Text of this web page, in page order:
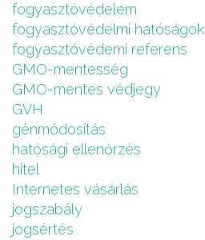
fogyasztóvédelem
fogyasztóvédelmi hatóságok
fogyasztóvédemi referens
GMO-mentesség
GMO-mentes védjegy
GVH
génmódosítás
hatósági ellenőrzés
hitel
Internetes vásárlás
jogszabály
jogsértés